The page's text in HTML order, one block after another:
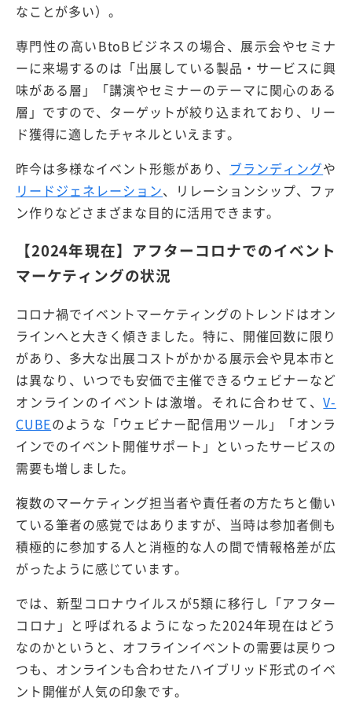
なことが多い）。
専門性の高いBtoBビジネスの場合、展示会やセミナ
ーに来場するのは「出展している製品・サービスに興
味がある層」「講演やセミナーのテーマに関心のある
層」ですので、ターゲットが絞り込まれており、リー
ド獲得に適したチャネルといえます。
昨今は多様なイベント形態があり、 ブランディングや
リードジェネレーション、リレーションシップ、ファ
ン作りなどさまざまな目的に活用できます。
【2024年現在】アフターコロナでのイベント
マーケティングの状況
コロナ禍でイベントマーケティングのトレンドはオン
ラインへと大きく傾きました。特に、開催回数に限り
があり、多大な出展コストがかかる展示会や見本市と
は異なり、いつでも安価で主催できるウェビナーなど
オンラインのイベントは激増。それに合わせて、V-
CUBEのような「ウェビナー配信用ツール」「オンラ
インでのイベント開催サポート」といったサービスの
需要も増しました。
複数のマーケティング担当者や責任者の方たちと働い
ている筆者の感覚ではありますが、当時は参加者側も
積極的に参加する人と消極的な人の間で情報格差が広
がったように感じています。
では、新型コロナウイルスが5類に移行し「アフター
コロナ」と呼ばれるようになった2024年現在はどう
なのかというと、オフラインイベントの需要は戻りつ
つも、オンラインも合わせたハイブリッド形式のイベ
ント開催が人気の印象です。